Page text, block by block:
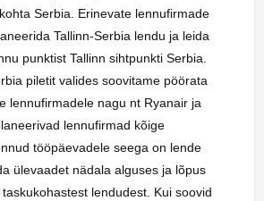
Serbia. Erinevate lennufirmade
Tallinn-Serbia lendu ja leida
punktist Tallinn sihtpunkti Serbia.
piletit valides soovitame pöörata
lennufirmadele nagu nt Ryanair ja
lennufirmad kõige
tööpäevadele seega on lende
ülevaadet nädala alguses ja lõpus
lendudest. Kui soovid